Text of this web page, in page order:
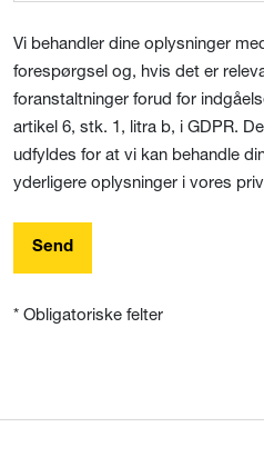
Vi behandler dine oplysninger
forespørgsel og, hvis det er
foranstaltninger forud for
artikel 6, stk. 1, litra b, i GDPR.
udfyldes for at vi kan behandle
yderligere oplysninger i vores
Send
* Obligatoriske felter